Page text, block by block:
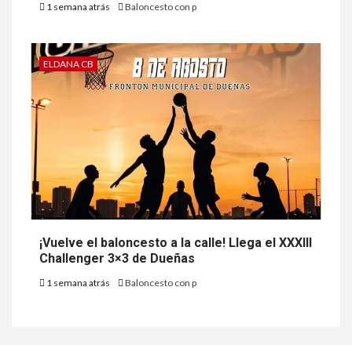
1 semana atrás Baloncesto con p
ELDANA CB
¡Vuelve el baloncesto a la calle! Llega el XXXIII
Challenger 3×3 de Dueñas
1 semana atrás Baloncesto con p